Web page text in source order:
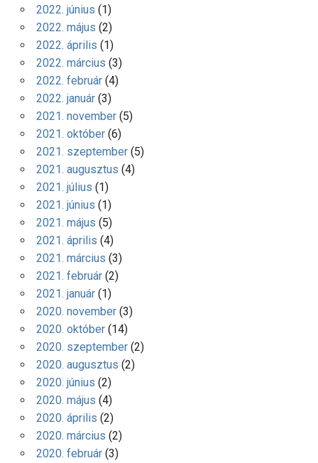
2022. június (1)
2022. május (2)
2022. április (1)
2022. március (3)
2022. február(4)
2022. január(3)
2021. november(5)
2021. október(6)
2021. szeptember(5)
2021. augusztus (4)
2021. július (1)
2021. június (1)
2021. május (5)
2021. április (4)
2021. március (3)
2021. február(2)
2021. január(1)
2020. november(3)
2020. október(14)
2020. szeptember(2)
2020. augusztus (2)
2020. június (2)
2020. május (4)
2020. április (2)
2020. március (2)
2020. február(3)